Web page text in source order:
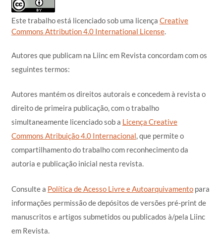
Este trabalho está licenciado sob uma licença Creative
Commons Attribution 4.0 International License.
Autores que publicam na Liinc em Revista concordam com os
seguintes termos:
Autores mantém os direitos autorais e concedem à revista o
direito de primeira publicação, com o trabalho
simultaneamente licenciado sob a Licença Creative
Commons Atribuição 4.0 Internacional, que permite o
compartilhamento do trabalho com reconhecimento da
autoria e publicação inicial nesta revista.
Consulte a Política de Acesso Livre e Autoarquivamentopara
informações permissão de depósitos de versões pré-print de
manuscritos e artigos submetidos ou publicados à/pela Liinc
em Revista.